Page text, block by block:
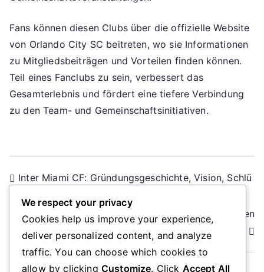
Fans können diesen Clubs über die offizielle Website
von Orlando City SC beitreten, wo sie Informationen
zu Mitgliedsbeiträgen und Vorteilen finden können.
Teil eines Fanclubs zu sein, verbessert das
Gesamterlebnis und fördert eine tiefere Verbindung
zu den Team- und Gemeinschaftsinitiativen.
Post
navigation
Inter Miami CF: Gründungsgeschichte, Vision, Schlü
sselspieler
Seattle Sounders FC: Gemeinschaftliches Engagemen
t, Lokale Partnerschaften, Wohltätige Aktivitäten
We respect your privacy
Cookies help us improve your experience,
deliver personalized content, and analyze
traffic. You can choose which cookies to
allow by clicking Customize. Click Accept All